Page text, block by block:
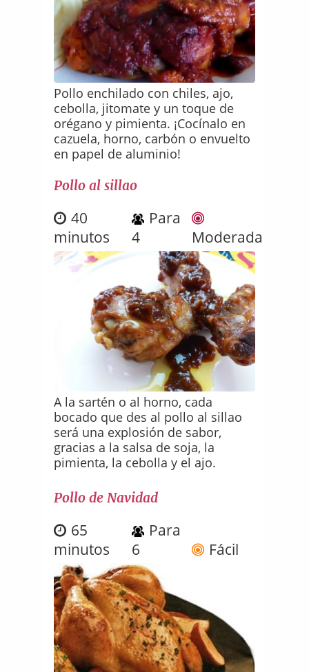
Pollo enchilado con chiles, ajo,
cebolla, jitomate y un toque de
orégano y pimienta. ¡Cocínalo en
cazuela, horno, carbón o envuelto
en papel de aluminio!
Pollo al sillao
40
minutos
Para
4
Moderada
A la sartén o al horno, cada
bocado que des al pollo al sillao
será una explosión de sabor,
gracias a la salsa de soja, la
pimienta, la cebolla y el ajo.
Pollo de Navidad
65
minutos
Para
6
Fácil